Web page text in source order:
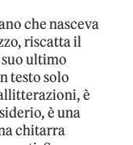
che nasceva
riscatta il
ultimo
testo solo
è
è una
chitarra